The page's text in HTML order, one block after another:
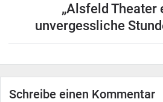
„Alsfeld Theater
unvergessliche
Schreibe einen Kommentar